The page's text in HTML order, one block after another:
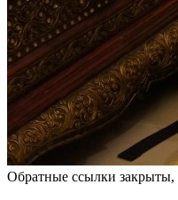
Обратные ссылки